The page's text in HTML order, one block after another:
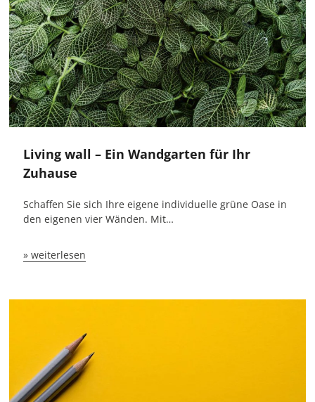
Living wall – Ein Wandgarten für Ihr
Zuhause
Schaffen Sie sich Ihre eigene individuelle grüne Oase in
den eigenen vier Wänden. Mit…
» weiterlesen